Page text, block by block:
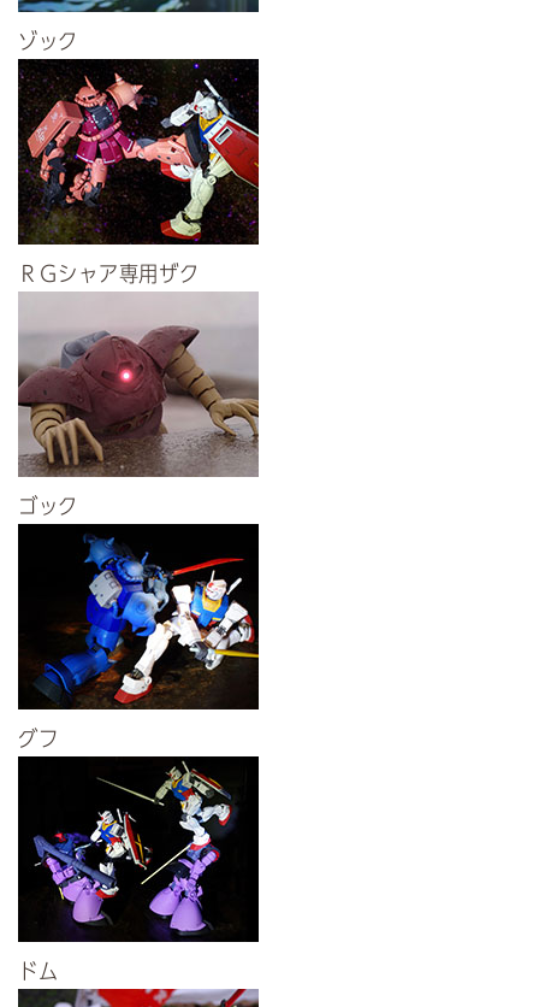
ゾック
ＲＧシャア専用ザク
ゴック
グフ
ドム